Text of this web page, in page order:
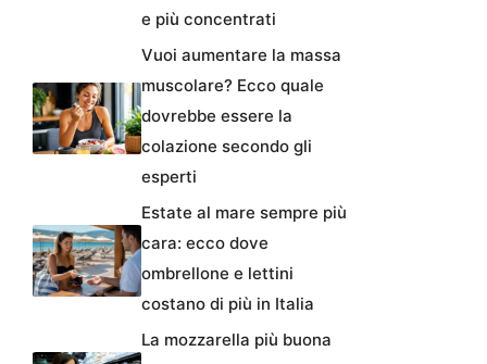
e più concentrati
Vuoi aumentare la massa
muscolare? Ecco quale
dovrebbe essere la
colazione secondo gli
esperti
Estate al mare sempre più
cara: ecco dove
ombrellone e lettini
costano di più in Italia
La mozzarella più buona